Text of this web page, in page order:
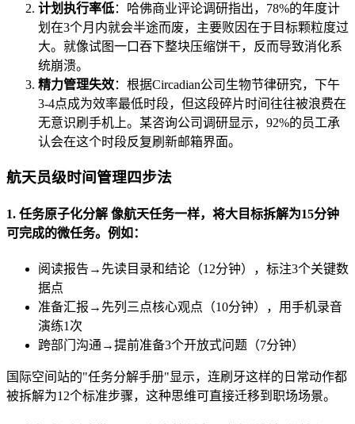
计划执行率低：哈佛商业评论调研指出，78%的年度计
划在3个月内就会半途而废，主要败因在于目标颗粒度过
大。就像试图一口吞下整块压缩饼干，反而导致消化系
统崩溃。
精力管理失效：根据Circadian公司生物节律研究，下午
3-4点成为效率最低时段，但这段碎片时间往往被浪费在
无意识刷手机上。某咨询公司调研显示，92%的员工承
认会在这个时段反复刷新邮箱界面。
航天员级时间管理四步法
1. 任务原子化分解 像航天任务一样，将大目标拆解为15分钟
可完成的微任务。例如：
阅读报告→先读目录和结论（12分钟），标注3个关键数
据点
准备汇报→先列三点核心观点（10分钟），用手机录音
演练1次
跨部门沟通→提前准备3个开放式问题（7分钟）
国际空间站的"任务分解手册"显示，连刷牙这样的日常动作都
被拆解为12个标准步骤，这种思维可直接迁移到职场场景。